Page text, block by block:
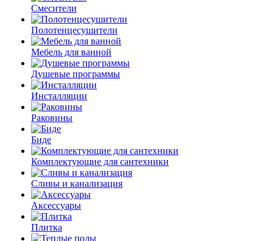
Смесители
Полотенцесушители
Мебель для ванной
Душевые программы
Инсталляции
Раковины
Биде
Комплектующие для сантехники
Сливы и канализация
Аксессуары
Плитка